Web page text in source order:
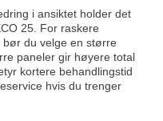
i ansiktet holder det
25. For raskere
bør du velge en større
paneler gir høyere total
kortere behandlingstid
hvis du trenger